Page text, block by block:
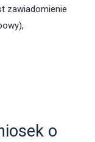
zawiadomienie
o